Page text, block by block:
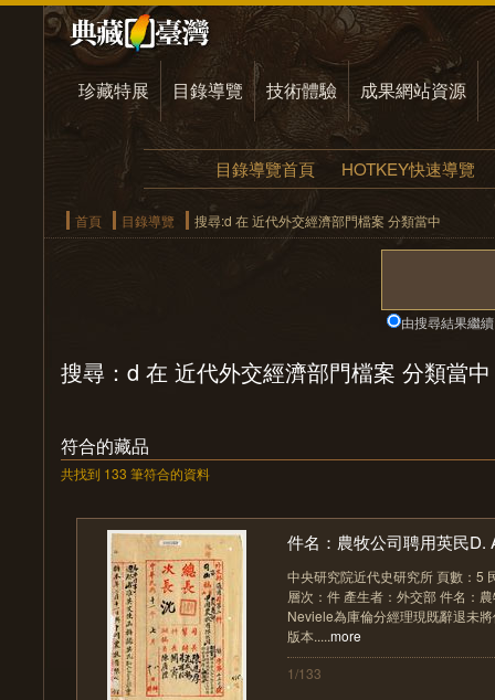
珍藏特展 目錄導覽 技術體驗 成果網站資源
目錄導覽首頁 HOTKEY快速導覽
首頁 目錄導覽 搜尋:d 在 近代外交經濟部門檔案 分類當中
由搜尋結果繼續
搜尋：d 在 近代外交經濟部門檔案 分類當中
符合的藏品
共找到 133 筆符合的資料
件名：農牧公司聘用英民D.
中央研究院近代史研究所 頁數：5
層次：件 產生者：外交部 件名：
Neviele為庫倫分經理現既辭退未
版本.....more
1/133